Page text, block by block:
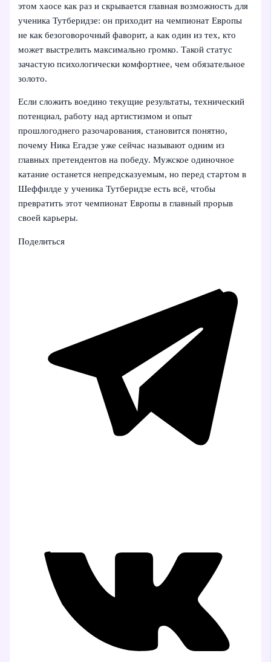
этом хаосе как раз и скрывается главная возможность для
ученика Тутберидзе: он приходит на чемпионат Европы
не как безоговорочный фаворит, а как один из тех, кто
может выстрелить максимально громко. Такой статус
зачастую психологически комфортнее, чем обязательное
золото.
Если сложить воедино текущие результаты, технический
потенциал, работу над артистизмом и опыт
прошлогоднего разочарования, становится понятно,
почему Ника Егадзе уже сейчас называют одним из
главных претендентов на победу. Мужское одиночное
катание останется непредсказуемым, но перед стартом в
Шеффилде у ученика Тутберидзе есть всё, чтобы
превратить этот чемпионат Европы в главный прорыв
своей карьеры.
Поделиться